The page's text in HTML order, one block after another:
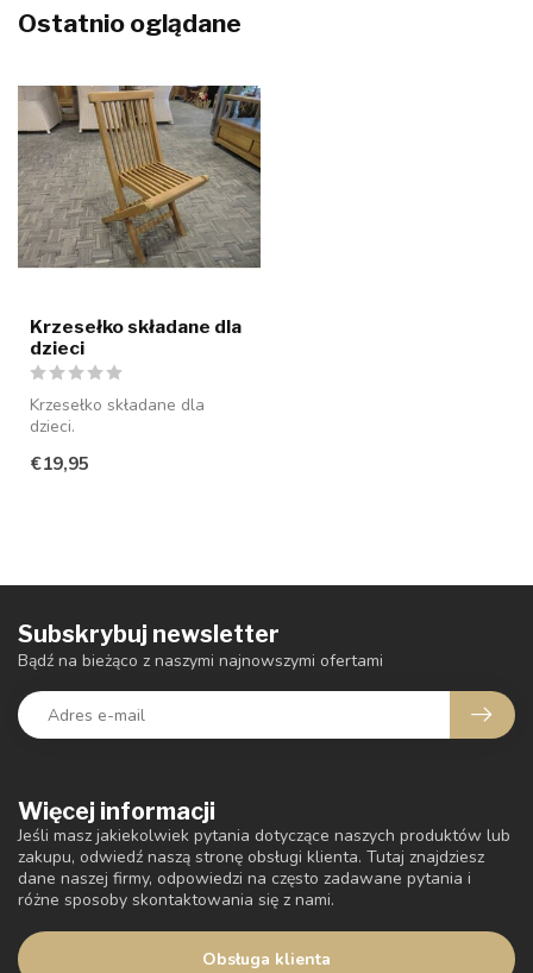
Ostatnio oglądane
Krzesełko składane dla
dzieci
Krzesełko składane dla
dzieci.
€19,95
Więcej informacji
Jeśli masz jakiekolwiek pytania dotyczące naszych produktów lub
zakupu, odwiedź naszą stronę obsługi klienta. Tutaj znajdziesz
dane naszej firmy, odpowiedzi na często zadawane pytania i
różne sposoby skontaktowania się z nami.
Obsługa klienta
Subskrybuj newsletter
Bądź na bieżąco z naszymi najnowszymi ofertami